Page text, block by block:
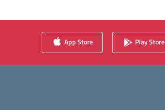
App Store Play Store